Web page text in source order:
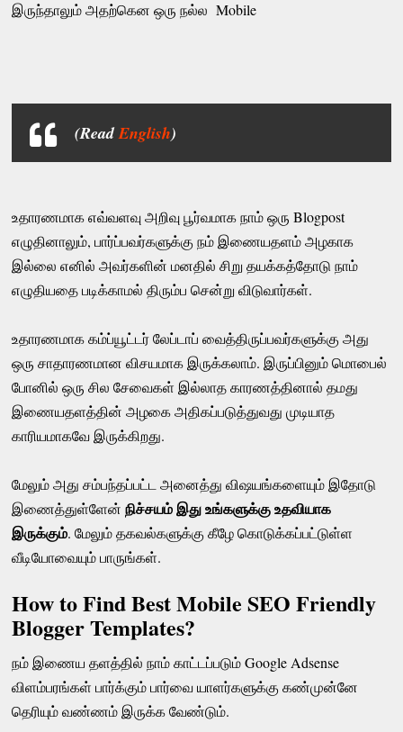
இருந்தாலும் அதற்கென ஒரு நல்ல Mobile
(ReadEnglish)
உதாரணமாக எவ்வளவு அறிவு பூர்வமாக நாம் ஒரு Blogpost
எழுதினாலும், பார்ப்பவர்களுக்கு நம் இணையதளம் அழகாக
இல்லை எனில் அவர்களின் மனதில் சிறு தயக்கத்தோடு நாம்
எழுதியதை படிக்காமல் திரும்ப சென்று விடுவார்கள்.
உதாரணமாக கம்ப்யூட்டர் லேப்டாப் வைத்திருப்பவர்களுக்கு அது
ஒரு சாதாரணமான விசயமாக இருக்கலாம். இருப்பினும் மொபைல்
போனில் ஒரு சில சேவைகள் இல்லாத காரணத்தினால் தமது
இணையதளத்தின் அழகை அதிகப்படுத்துவது முடியாத
காரியமாகவே இருக்கிறது.
மேலும் அது சம்பந்தப்பட்ட அனைத்து விஷயங்களையும் இதோடு
இணைத்துள்ளேன்நிச்சயம் இது உங்களுக்கு உதவியாக
இருக்கும். மேலும் தகவல்களுக்கு கீழே கொடுக்கப்பட்டுள்ள
வீடியோவையும் பாருங்கள்.
How to Find Best Mobile SEO Friendly
Blogger Templates?
நம் இணைய தளத்தில் நாம் காட்டப்படும் Google Adsense
விளம்பரங்கள் பார்க்கும் பார்வை யாளர்களுக்கு கண்முன்னே
தெரியும் வண்ணம் இருக்க வேண்டும்.